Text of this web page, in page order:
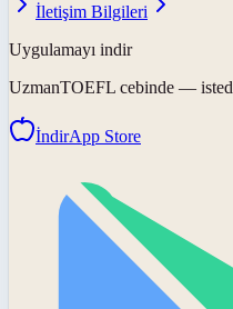
İletişim Bilgileri
Uygulamayı indir
UzmanTOEFL cebinde —
İndirApp Store